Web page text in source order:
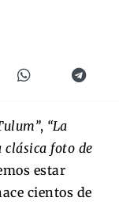
, “La
clásica foto de
estar
cientos de